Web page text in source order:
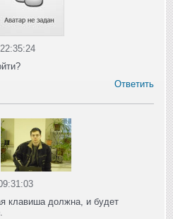
Ответить
клавиша должна, и будет